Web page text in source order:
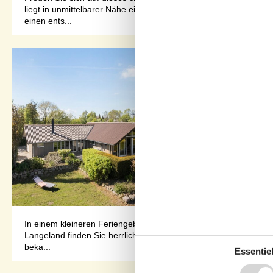
liegt in unmittelbarer Nähe einiger der kinderfreundlichsten
einen ents...
In einem kleineren Feriengebiet in Løkkeby liegt dieses
Langeland finden Sie herrliche, kinderfreundliche Sandstrände
beka...